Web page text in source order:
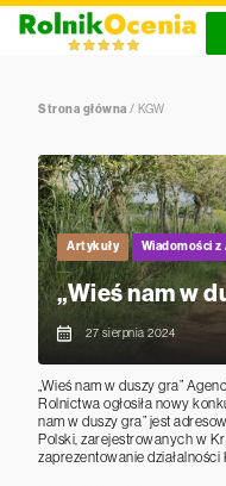
Strona główna / KGW
Artykuły Wiadomości z
„Wieś nam w
27 sierpnia 2024
„Wieś nam w duszy gra”
Rolnictwa ogłosiła nowy
nam w duszy gra” jest
Polski, zarejestrowanych w
zaprezentowanie